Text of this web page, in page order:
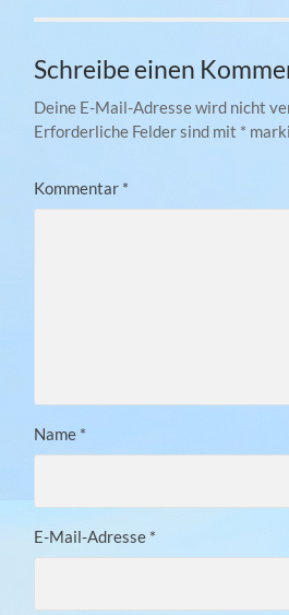
Schreibe einen
Deine E-Mail-Adresse wird nicht
Erforderliche Felder sind mit *
Kommentar *
Name *
E-Mail-Adresse *